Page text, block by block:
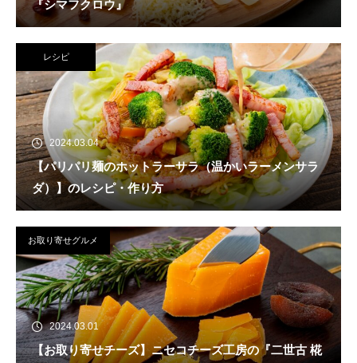
『シマフクロウ』
レシピ
2024.03.04
【パリパリ麺のホットラーサラ（温かいラーメンサラ
ダ）】のレシピ・作り方
お取り寄せグルメ
2024.03.01
【お取り寄せチーズ】ニセコチーズ工房の『二世古 椛